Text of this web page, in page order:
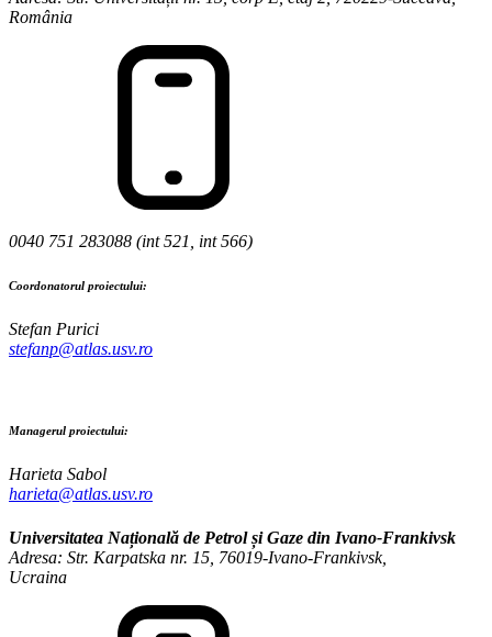
România
0040 751 283088 (int 521, int 566)
Coordonatorul proiectului:
Stefan Purici
stefanp@atlas.usv.ro
Managerul proiectului:
Harieta Sabol
harieta@atlas.usv.ro
Universitatea Națională de Petrol și Gaze din Ivano-Frankivsk
Adresa: Str. Karpatska nr. 15, 76019-Ivano-Frankivsk,
Ucraina